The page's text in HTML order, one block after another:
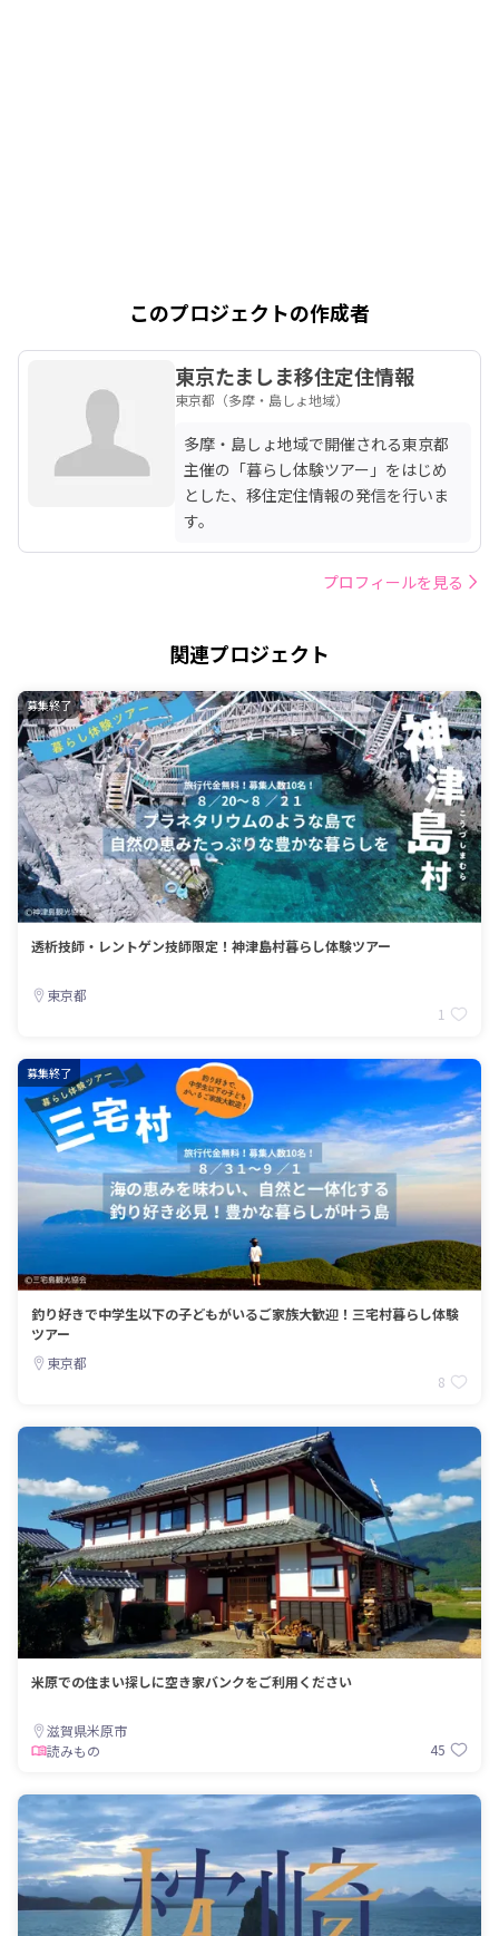
このプロジェクトの作成者
東京たましま移住定住情報
東京都（多摩・島しょ地域）
多摩・島しょ地域で開催される東京都
主催の「暮らし体験ツアー」をはじめ
とした、移住定住情報の発信を行いま
す。
プロフィールを見る
関連プロジェクト
募集終了
透析技師・レントゲン技師限定！神津島村暮らし体験ツアー
東京都
1
募集終了
釣り好きで中学生以下の子どもがいるご家族大歓迎！三宅村暮らし体験
ツアー
東京都
8
米原での住まい探しに空き家バンクをご利用ください
滋賀県米原市
読みもの
45